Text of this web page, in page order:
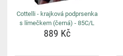
Cottelli - krajková podprsenka
s límečkem (černá) - 85C/L
889 Kč